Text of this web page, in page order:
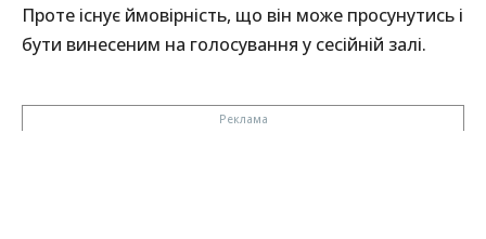
Проте існує ймовірність, що він може просунутись і
бути винесеним на голосування у сесійній залі.